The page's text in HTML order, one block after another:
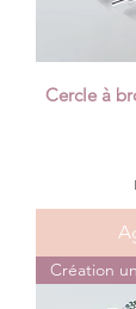
Cercle à
Création